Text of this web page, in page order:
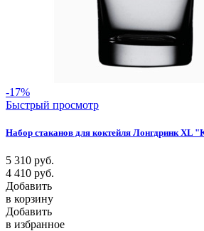
-17%
Быстрый просмотр
Набор стаканов для коктейля Лонгдринк XL
5 310 руб.
4 410 руб.
Добавить
в корзину
Добавить
в избранное